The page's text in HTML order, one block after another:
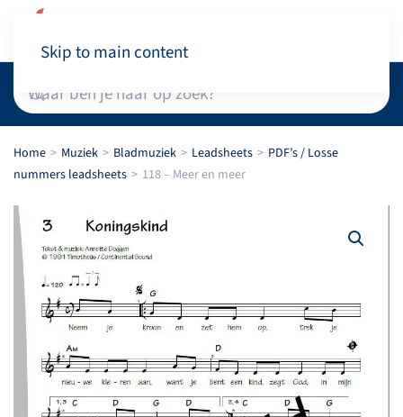
Skip to main content
Home Muziek Bladmuziek Leadsheets
PDF’s / Losse
nummers leadsheets
118 – Meer en meer